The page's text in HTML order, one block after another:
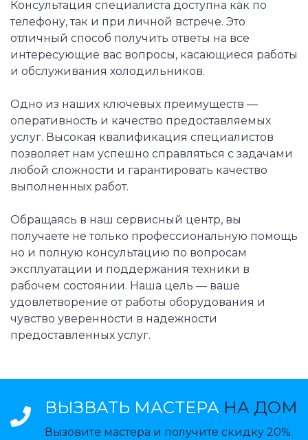
Консультация специалиста доступна как по
телефону, так и при личной встрече. Это
отличный способ получить ответы на все
интересующие вас вопросы, касающиеся работы
и обслуживания холодильников.
Одно из наших ключевых преимуществ —
оперативность и качество предоставляемых
услуг. Высокая квалификация специалистов
позволяет нам успешно справляться с задачами
любой сложности и гарантировать качество
выполненных работ.
Обращаясь в наш сервисный центр, вы
получаете не только профессиональную помощь
но и полную консультацию по вопросам
эксплуатации и поддержания техники в
рабочем состоянии. Наша цель — ваше
удовлетворение от работы оборудования и
чувство уверенности в надежности
предоставленных услуг.
ВЫЗВАТЬ МАСТЕРА НА ДОМ
Вызовите мастера и получите скидку 20%